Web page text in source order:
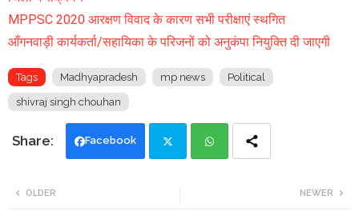
MPPSC 2020 आरक्षण विवाद के कारण सभी परीक्षाएं स्थगित
आँगनवाड़ी कार्यकर्ता/सहायिका के परिजनों को अनुकंपा नियुक्ति दी जाएगी
Tags Madhyapradesh mp news Political
shivraj singh chouhan
Facebook
NEWER
OLDER